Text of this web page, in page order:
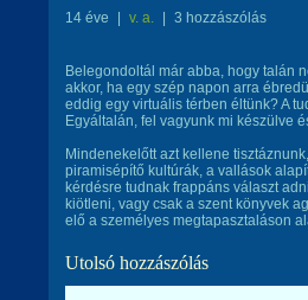
14 éve v. a. 3 hozzászólás
Belegondoltál már abba, hogy talán
akkor, ha egy szép napon arra
eddig egy virtuális térben éltünk? A
Egyáltalán, fel vagyunk mi készülve
Mindenekelőtt azt kellene
piramisépítő kultúrák, a vallások
kérdésre tudnak frappáns választ
kiötleni, vagy csak a szent könyvek
elő a személyes megtapasztaláson
Utolsó hozzászólás